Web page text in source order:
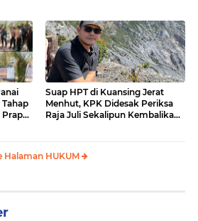
Suap HPT di Kuansing Jerat
Menhut, KPK Didesak Periksa
Raja Juli Sekalipun Kembalikan
Halaman HUKUM